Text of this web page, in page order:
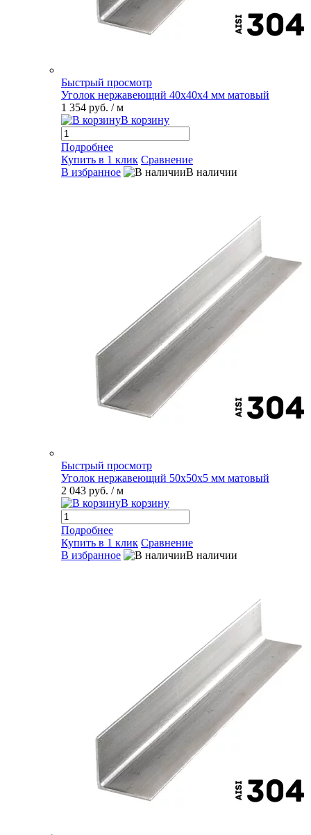
Быстрый просмотр
Уголок нержавеющий 40х40х4 мм матовый
1 354 руб. / м
В корзину
Подробнее
Купить в 1 клик Сравнение
В избранное
В наличии
Быстрый просмотр
Уголок нержавеющий 50х50х5 мм матовый
2 043 руб. / м
В корзину
Подробнее
Купить в 1 клик Сравнение
В избранное
В наличии